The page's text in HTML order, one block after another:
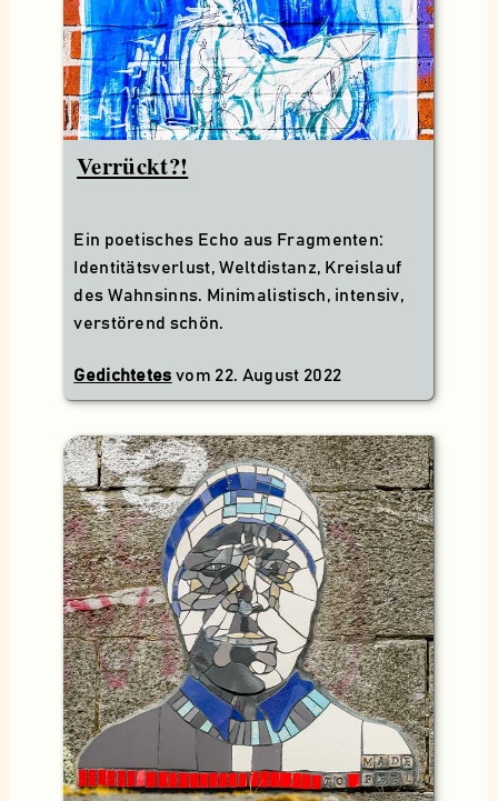
Verrückt?!
Ein poetisches Echo aus Fragmenten:
Identitätsverlust, Weltdistanz, Kreislauf
des Wahnsinns. Minimalistisch, intensiv,
verstörend schön.
Gedichtetes vom 22. August 2022